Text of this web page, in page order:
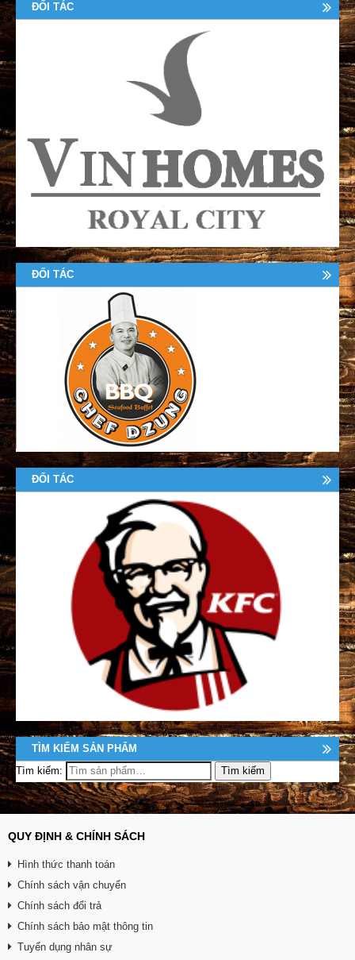
ĐỐI TÁC
ĐỐI TÁC
ĐỐI TÁC
TÌM KIẾM SẢN PHẨM
Tìm kiếm:
QUY ĐỊNH & CHÍNH SÁCH
Hình thức thanh toán
Chính sách vận chuyển
Chính sách đổi trả
Chính sách bảo mật thông tin
Tuyển dụng nhân sự